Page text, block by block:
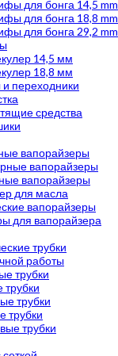
для бонга 14,5 mm
для бонга 18,8 mm
для бонга 29,2 mm
14,5 мм
18,8 мм
переходники
средства
вапорайзеры
вапорайзеры
вапорайзеры
для масла
вапорайзеры
для вапорайзера
трубки
работы
трубки
трубки
трубки
трубки